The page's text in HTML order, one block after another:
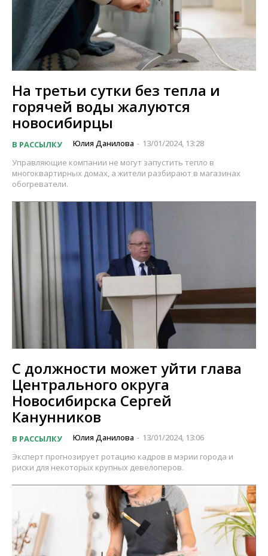
На третьи сутки без тепла и
горячей воды жалуются
новосибирцы
В РАССЫЛКУ Юлия Данилова - 13/01/2024, 13:28
Управляющие компании не могут запустить тепло в
многоквартирных домах, а жители разбирают в магазинах
обогреватели.
С должности может уйти глава
Центрального округа
Новосибирска Сергей
Канунников
В РАССЫЛКУ Юлия Данилова - 13/01/2024, 13:06
Эксперт прогнозирует ротацию кадров в мэрии города и
риски для некоторых крупных девелоперов.